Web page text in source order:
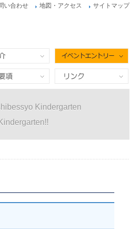
い合わせ 地図・アクセス サイトマップ
リンク
Kindergarten